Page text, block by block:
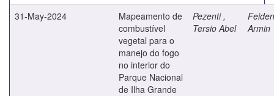
31-May-2024
Mapeamento de
combustível
vegetal para o
manejo do fogo
no interior do
Parque Nacional
de Ilha Grande
Pezenti ,
Tersio Abel
Armin